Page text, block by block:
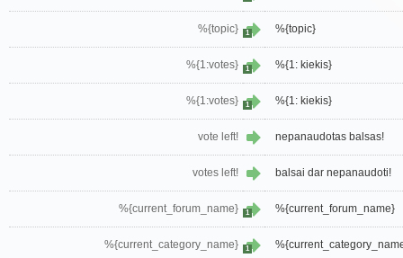
%{topic} 1 %{topic}
%{1:votes} 1 %{1: kiekis}
%{1:votes} 1 %{1: kiekis}
vote left! nepanaudotas balsas!
votes left! balsai dar nepanaudoti!
%{current_forum_name} 1 %{current_forum_name}
%{current_category_name} 1